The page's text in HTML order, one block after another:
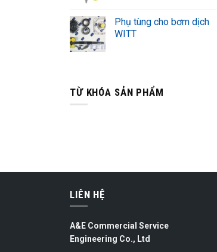
Phụ tùng cho bơm dịch
WITT
TỪ KHÓA SẢN PHẨM
LIÊN HỆ
A&E Commercial Service
Engineering Co., Ltd